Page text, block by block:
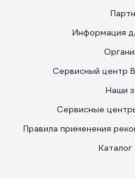
Информация
Сервисный центр
Наши
Сервисные
Правила применения
Каталог